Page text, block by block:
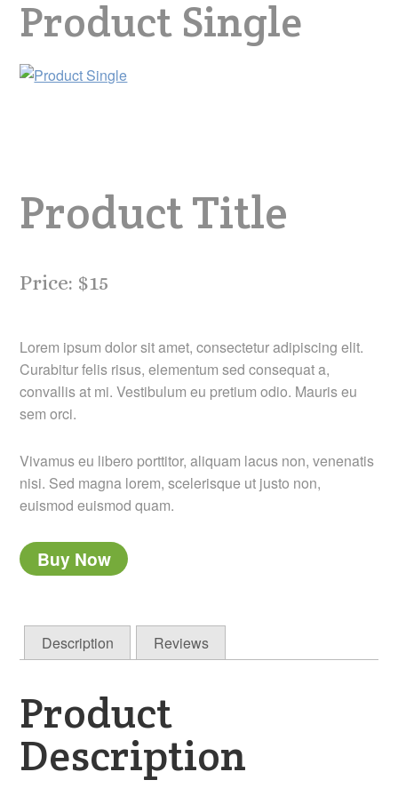
Product Single
Product Title
Price: $15
Lorem ipsum dolor sit amet, consectetur adipiscing elit.
Curabitur felis risus, elementum sed consequat a,
convallis at mi. Vestibulum eu pretium odio. Mauris eu
sem orci.
Vivamus eu libero porttitor, aliquam lacus non, venenatis
nisi. Sed magna lorem, scelerisque ut justo non,
euismod euismod quam.
Buy Now
Description Reviews
Product
Description